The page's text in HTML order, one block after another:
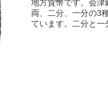
地方貨幣です。会
両、二分、一分の3
ています。二分と一